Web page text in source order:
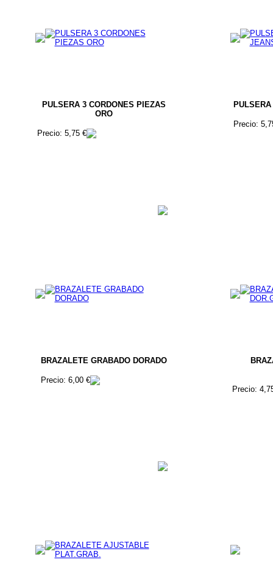
PULSERA 3 CORDONES PIEZAS
ORO
Precio: 5,75 €
Precio:
BRAZALETE GRABADO DORADO
Precio: 6,00 €
Precio: